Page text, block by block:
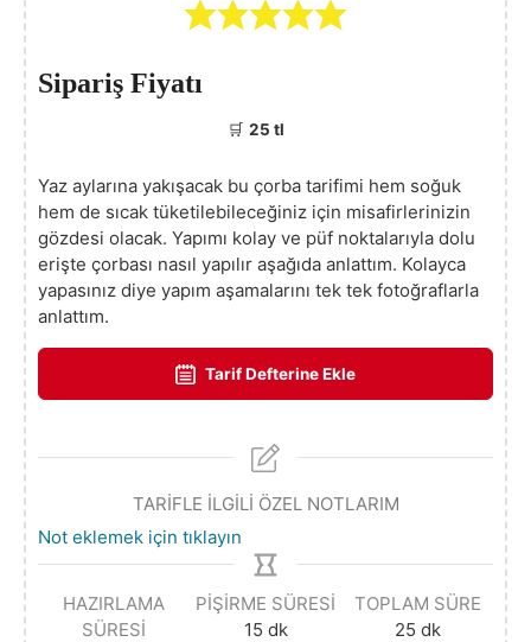
Sipariş Fiyatı
🛒 25 tl
Yaz aylarına yakışacak bu çorba tarifimi hem soğuk
hem de sıcak tüketilebileceğiniz için misafirlerinizin
gözdesi olacak. Yapımı kolay ve püf noktalarıyla dolu
erişte çorbası nasıl yapılır aşağıda anlattım. Kolayca
yapasınız diye yapım aşamalarını tek tek fotoğraflarla
anlattım.
Tarif Defterine Ekle
TARİFLE İLGİLİ ÖZEL NOTLARIM
Not eklemek için tıklayın
HAZIRLAMA
SÜRESI
PIŞIRME SÜRESI
15 dk
TOPLAM SÜRE
25 dk